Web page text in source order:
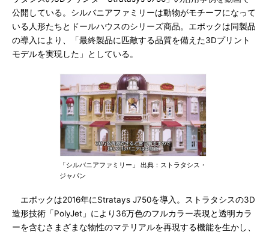
公開している。シルバニアファミリーは動物がモチーフになって
いる人形たちとドールハウスのシリーズ商品。エポックは同製品
の導入により、「最終製品に匹敵する品質を備えた3Dプリント
モデルを実現した」としている。
「シルバニアファミリー」 出典：ストラタシス・
ジャパン
エポックは2016年にStratays J750を導入。ストラタシスの3D
造形技術「PolyJet」により36万色のフルカラー表現と透明カラ
ーを含むさまざまな物性のマテリアルを再現する機能を生かし、